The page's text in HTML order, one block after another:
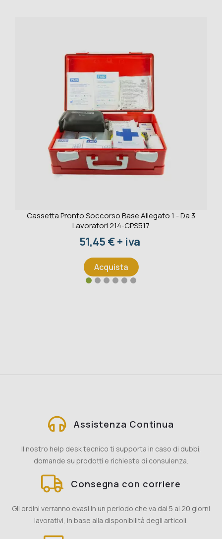
Cassetta Pronto Soccorso Base Allegato 1 - Da 3
Lavoratori 214-CPS517
Prezzo
51,45 € + iva
Acquista
Assistenza Continua
Il nostro help desk tecnico ti supporta in caso di dubbi,
domande su prodotti e richieste di consulenza.
Consegna con corriere
Gli ordini verranno evasi in un periodo che va dai 5 ai 20 giorni
lavorativi, in base alla disponibilità degli articoli.